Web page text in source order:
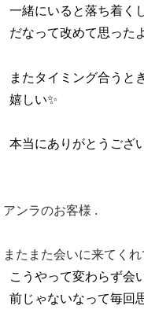
一緒にいると落ち着く
だなって改めて思った
またタイミング合うと
嬉しい✨
本当にありがとうござ
アンラのお客様 .
またまた会いに来てく
こうやって変わらず会
前じゃないなって毎回